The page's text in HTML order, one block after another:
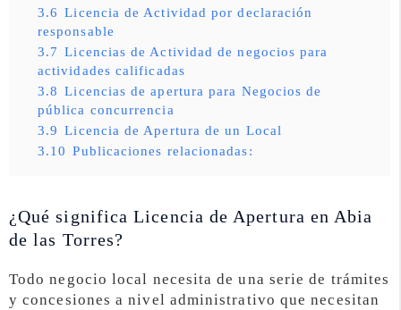
3.6 Licencia de Actividad por declaración
responsable
3.7 Licencias de Actividad de negocios para
actividades calificadas
3.8 Licencias de apertura para Negocios de
pública concurrencia
3.9 Licencia de Apertura de un Local
3.10 Publicaciones relacionadas:
¿Qué significa Licencia de Apertura en Abia
de las Torres?
Todo negocio local necesita de una serie de trámites
y concesiones a nivel administrativo que necesitan